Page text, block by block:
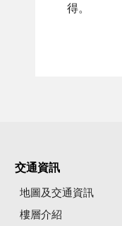
得。
交通資訊
地圖及交通資訊
樓層介紹